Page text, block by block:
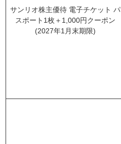
サンリオ株主優待 電子チケット パ
スポート1枚＋1,000円クーポン
(2027年1月末期限)